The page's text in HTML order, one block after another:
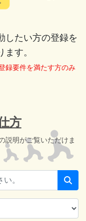
したい方の登録を
す。
録要件を満たす方のみ
方
説明がご覧いただけま